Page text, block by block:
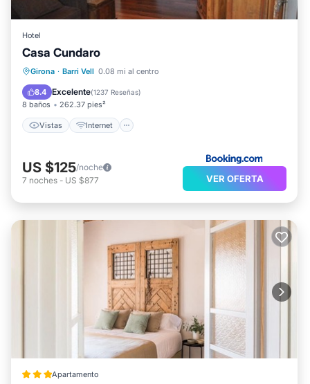
Hotel
Casa Cundaro
Girona · Barri Vell 0.08 mi al centro
8.4 Excelente(1237 Reseñas)
8 baños 262.37 pies²
Vistas Internet
Vistas Internet
Instalaciones de bienestar
US $125/noche
7 noches - US $877 VER OFERTA
Apartamento